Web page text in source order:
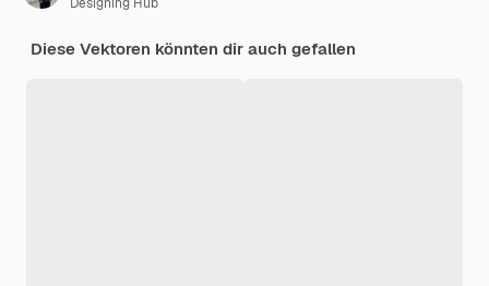
Diese Vektoren könnten dir auch gefallen